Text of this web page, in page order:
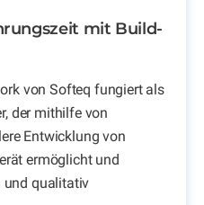
mit Build-
von Softeq fungiert als
der mithilfe von
Entwicklung von
ermöglicht und
und qualitativ